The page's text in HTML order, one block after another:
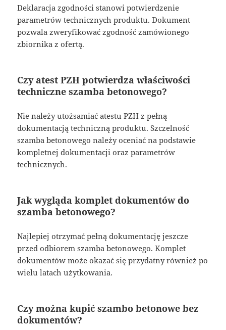
Deklaracja zgodności stanowi potwierdzenie
parametrów technicznych produktu. Dokument
pozwala zweryfikować zgodność zamówionego
zbiornika z ofertą.
Czy atest PZH potwierdza właściwości
techniczne szamba betonowego?
Nie należy utożsamiać atestu PZH z pełną
dokumentacją techniczną produktu. Szczelność
szamba betonowego należy oceniać na podstawie
kompletnej dokumentacji oraz parametrów
technicznych.
Jak wygląda komplet dokumentów do
szamba betonowego?
Najlepiej otrzymać pełną dokumentację jeszcze
przed odbiorem szamba betonowego. Komplet
dokumentów może okazać się przydatny również po
wielu latach użytkowania.
Czy można kupić szambo betonowe bez
dokumentów?